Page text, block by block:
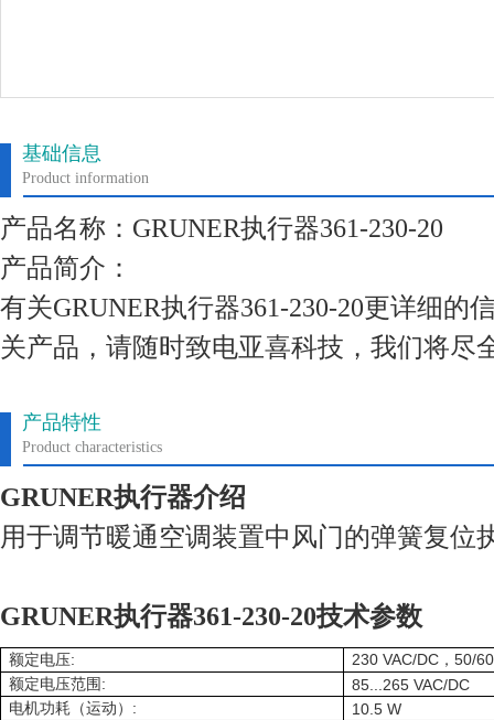
基础信息
Product information
产品名称：GRUNER执行器361-230-20
产品简介：
有关GRUNER执行器361-230-20更详细的
关产品，请随时致电亚喜科技，我们将尽
产品特性
Product characteristics
GRUNER执行器介绍
用于调节暖通空调装置中风门的弹簧复位
GRUNER执行器361-230-20技术参数
额定电压: 230 VAC/DC ， 50/
额定电压范围 : 85...265 VAC/DC
电机功耗（运动） : 10.5 W